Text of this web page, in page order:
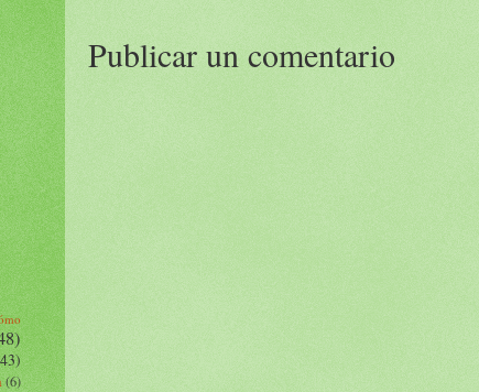
Publicar un comentario
(6)